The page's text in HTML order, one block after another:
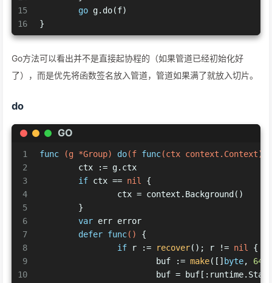
15
16
go g.do(f)
}
Go方法可以看出并不是直接起协程的（如果管道已经初始化好
了），而是优先将函数签名放入管道，管道如果满了就放入切片。
do
GO
1
2
3
4
5
6
7
8
9
10
func (g *Group) do(f func(ctx context.Context)
	ctx := g.ctx
if ctx == nil
{
		ctx = context.Background()
	}
var err error
defer func()
{
if r := recover(); r != nil
{
			buf :=
make([] byte, 64
buf =